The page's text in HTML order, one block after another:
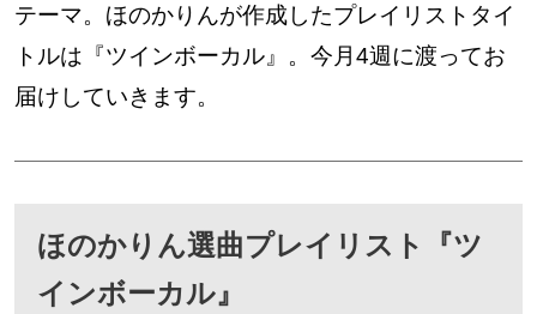
テーマ。ほのかりんが作成したプレイリストタイ
トルは『ツインボーカル』。今月4週に渡ってお
届けしていきます。
ほのかりん選曲プレイリスト『ツ
インボーカル』